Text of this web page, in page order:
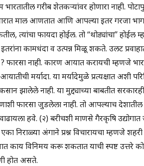
भारतातील गरीब शेतकऱ्यांवर होणारा नाही.
माल आणतात आणि आपल्या इतर गरजा
त्यांचा फायदा होईल. तो “थोड्यांचा” होईल
इतरांना कामधंदा व उत्पन्न मिळू शकते. उलट
? फारसा नाही. कारण आयात करायची म्हणजे
मर्यादा. या मर्यादेमुळे प्रत्यक्षात अशी
झालेले नाही. या मुद्द्याच्या बाबतीत
फारसा जुडलेला नाही. तो आपल्याच
हवे. (२) बरीचशी माणसे गैरकृषि उद्योगात
अंगाने प्रश्न विचारायचा म्हणजे शहरी
काय विनिमय करू शकतात याची स्पष्ट उत्तरे
होत असते.